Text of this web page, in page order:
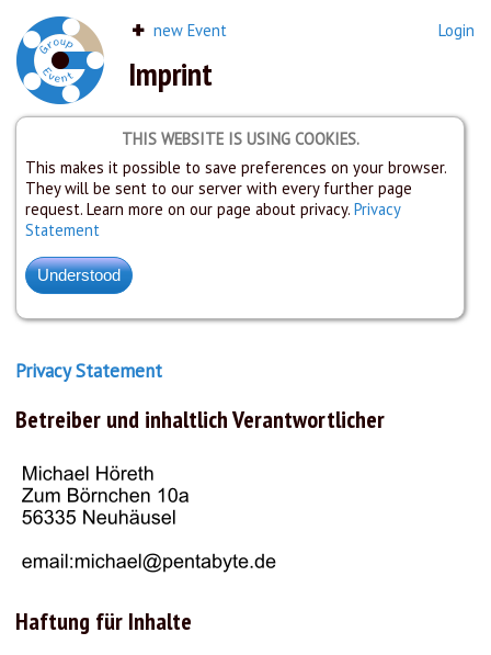
new Event Login
Imprint
THIS WEBSITE IS USING COOKIES.
This makes it possible to save preferences on your browser.
They will be sent to our server with every further page
request. Learn more on our page about privacy. Privacy
Statement
Privacy Statement
Betreiber und inhaltlich Verantwortlicher
Haftung für Inhalte